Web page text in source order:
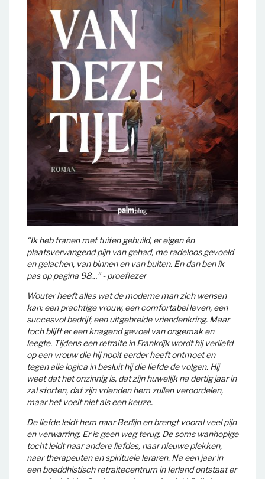
“Ik heb tranen met tuiten gehuild, er eigen én
plaatsvervangend pijn van gehad, me radeloos gevoeld
en gelachen, van binnen en van buiten. En dan ben ik
pas op pagina 98…” - proeflezer
Wouter heeft alles wat de moderne man zich wensen
kan: een prachtige vrouw, een comfortabel leven, een
succesvol bedrijf, een uitgebreide vriendenkring. Maar
toch blijft er een knagend gevoel van ongemak en
leegte. Tijdens een retraite in Frankrijk wordt hij verliefd
op een vrouw die hij nooit eerder heeft ontmoet en
tegen alle logica in besluit hij die liefde de volgen. Hij
weet dat het onzinnig is, dat zijn huwelijk na dertig jaar in
zal storten, dat zijn vrienden hem zullen veroordelen,
maar het voelt niet als een keuze.
De liefde leidt hem naar Berlijn en brengt vooral veel pijn
en verwarring. Er is geen weg terug. De soms wanhopige
tocht leidt naar andere liefdes, naar nieuwe plekken,
naar therapeuten en spirituele leraren. Na een jaar in
een boeddhistisch retraitecentrum in Ierland ontstaat er